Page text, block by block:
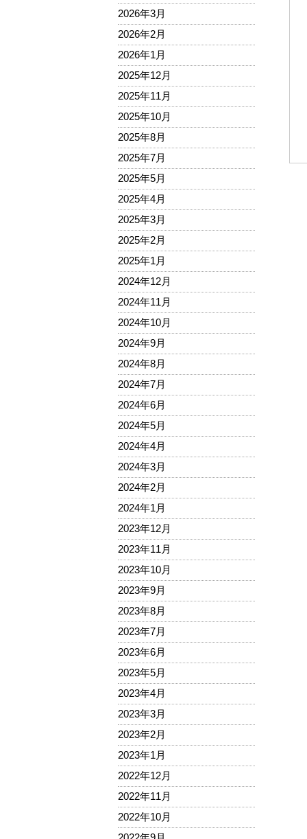
2026年3月
2026年2月
2026年1月
2025年12月
2025年11月
2025年10月
2025年8月
2025年7月
2025年5月
2025年4月
2025年3月
2025年2月
2025年1月
2024年12月
2024年11月
2024年10月
2024年9月
2024年8月
2024年7月
2024年6月
2024年5月
2024年4月
2024年3月
2024年2月
2024年1月
2023年12月
2023年11月
2023年10月
2023年9月
2023年8月
2023年7月
2023年6月
2023年5月
2023年4月
2023年3月
2023年2月
2023年1月
2022年12月
2022年11月
2022年10月